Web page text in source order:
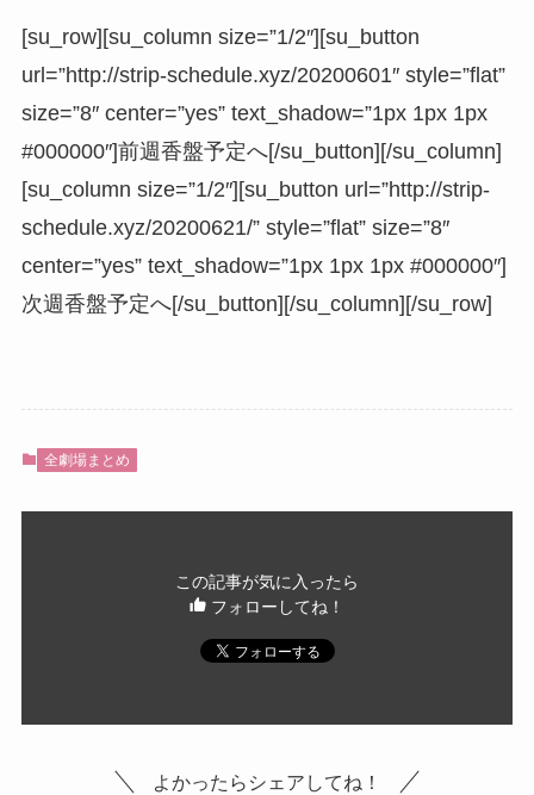
[su_row][su_column size=”1/2″][su_button
url=”http://strip-schedule.xyz/20200601″ style=”flat”
size=”8″ center=”yes” text_shadow=”1px 1px 1px
#000000″]前週香盤予定へ[/su_button][/su_column]
[su_column size=”1/2″][su_button url=”http://strip-
schedule.xyz/20200621/” style=”flat” size=”8″
center=”yes” text_shadow=”1px 1px 1px #000000″]
次週香盤予定へ[/su_button][/su_column][/su_row]
全劇場まとめ
この記事が気に入ったら
フォローしてね！
よかったらシェアしてね！